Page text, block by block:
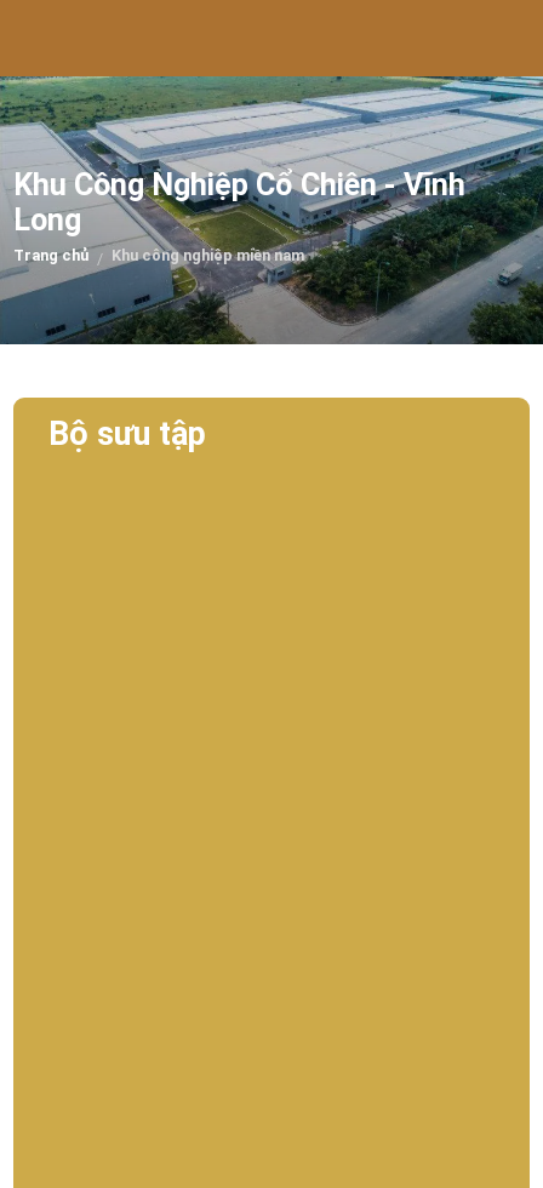
Khu Công Nghiệp Cổ Chiên - Vĩnh
Long
Trang chủ / Khu công nghiệp miền nam
Bộ sưu tập